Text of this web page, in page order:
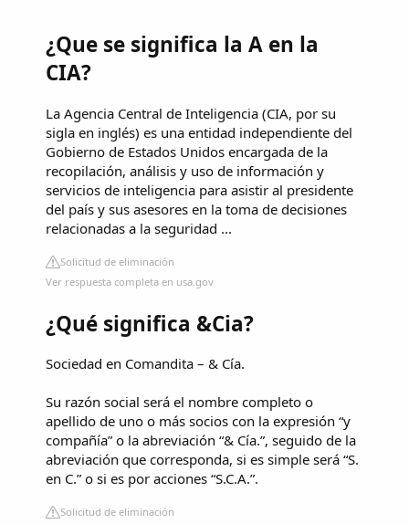
¿Que se significa la A en la
CIA?
La Agencia Central de Inteligencia (CIA, por su
sigla en inglés) es una entidad independiente del
Gobierno de Estados Unidos encargada de la
recopilación, análisis y uso de información y
servicios de inteligencia para asistir al presidente
del país y sus asesores en la toma de decisiones
relacionadas a la seguridad ...
Solicitud de eliminación
Ver respuesta completa en usa.gov
¿Qué significa &Cia?
Sociedad en Comandita – & Cía.
Su razón social será el nombre completo o
apellido de uno o más socios con la expresión “y
compañía” o la abreviación “& Cía.”, seguido de la
abreviación que corresponda, si es simple será “S.
en C.” o si es por acciones “S.C.A.”.
Solicitud de eliminación